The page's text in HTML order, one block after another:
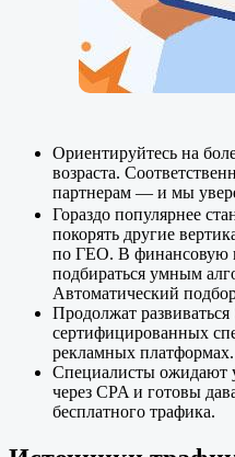
Ориентируйтесь на
возраста.
партнерам — и мы
Гораздо популярнее
покорять другие
по ГЕО. В финансовую
подбираться умным
Автоматический
Продолжат
сертифицированных
рекламных платформах.
Специалисты ожидают
через CPA и готовы
бесплатного трафика.